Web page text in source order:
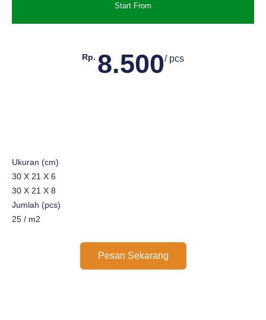
Start From
Rp. 8.500/ pcs
Ukuran (cm)
30 X 21 X 6
30 X 21 X 8
Jumlah (pcs)
25 / m2
Pesan Sekarang